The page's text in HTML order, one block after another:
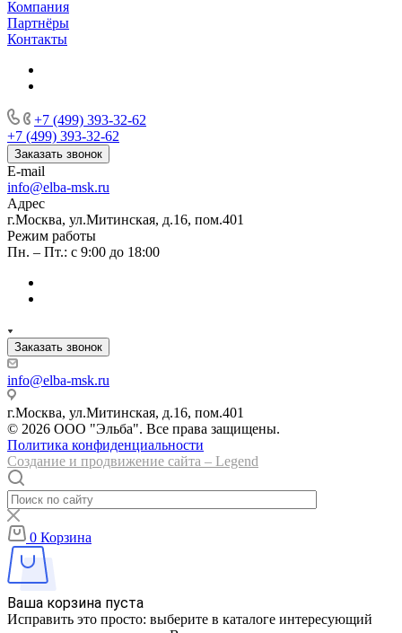
Компания
Партнёры
Контакты
+7 (499) 393-32-62
+7 (499) 393-32-62
Заказать звонок
E-mail
info@elba-msk.ru
Адрес
г.Москва, ул.Митинская, д.16, пом.401
Режим работы
Пн. – Пт.: с 9:00 до 18:00
Заказать звонок
info@elba-msk.ru
г.Москва, ул.Митинская, д.16, пом.401
© 2026 ООО "Эльба". Все права защищены.
Политика конфиденциальности
Создание и продвижение сайта – Legend
0 Корзина
Ваша корзина пуста
Исправить это просто: выберите в каталоге интересующий